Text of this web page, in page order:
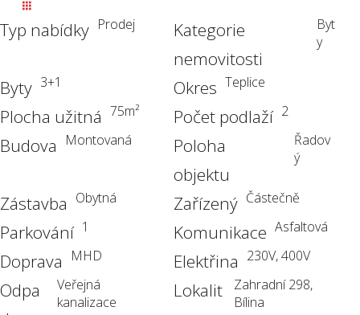
Typ nabídky Prodej
Kategorie
nemovitosti
Byt
y
Byty 3+1 Okres Teplice
Plocha užitná m²
75 Počet podlaží 2
Budova Montovaná
Poloha
objektu
Řadov
ý
Zástavba Obytná Zařízený Částečně
Parkování 1 Komunikace Asfaltová
Doprava MHD Elektřina 230V, 400V
Odpa
Veřejná
kanalizace
Lokalit
Zahradní 298,
Bílina